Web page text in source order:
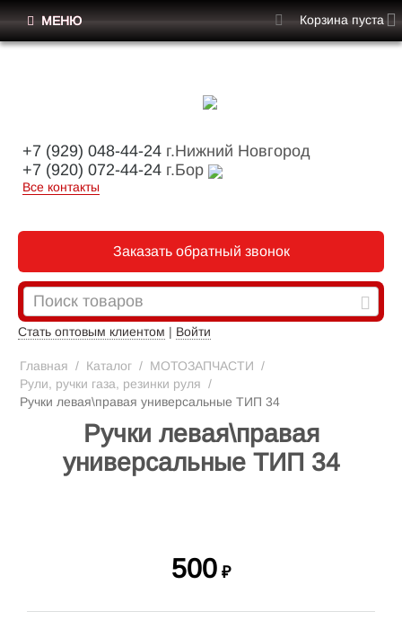
+7 (929) 048-44-24 г.Нижний Новгород
+7 (920) 072-44-24 г.Бор
Все контакты
Заказать обратный звонок
Стать оптовым клиентом | Войти
МЕНЮ Корзина пуста
Главная / Каталог / МОТОЗАПЧАСТИ /
Рули, ручки газа, резинки руля /
Ручки левая\правая универсальные ТИП 34
Ручки левая\правая
универсальные ТИП 34
500 ₽